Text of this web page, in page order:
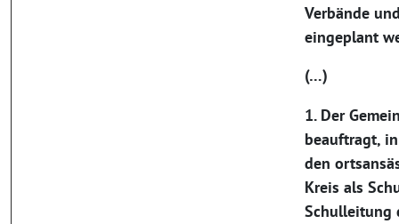
Verbände
eingeplant
(…)
1. Der
beauftragt,
den
Kreis als
Schulleitung